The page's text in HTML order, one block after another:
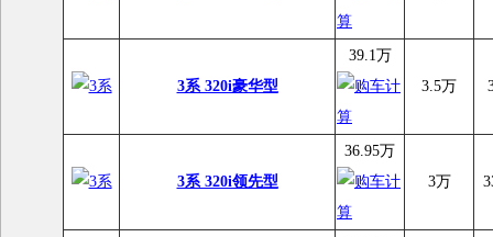
3系 320i豪华型
39.1万
3.5万
3系 320i领先型
36.95万
3万